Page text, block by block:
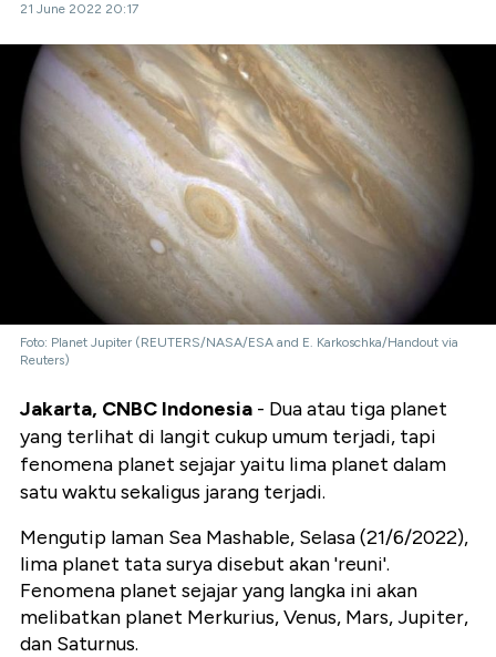
21 June 2022 20:17
Foto: Planet Jupiter (REUTERS/NASA/ESA and E. Karkoschka/Handout via
Reuters)
Jakarta, CNBC Indonesia - Dua atau tiga planet
yang terlihat di langit cukup umum terjadi, tapi
fenomena planet sejajar yaitu lima planet dalam
satu waktu sekaligus jarang terjadi.
Mengutip laman Sea Mashable, Selasa (21/6/2022),
lima planet tata surya disebut akan 'reuni'.
Fenomena planet sejajar yang langka ini akan
melibatkan planet Merkurius, Venus, Mars, Jupiter,
dan Saturnus.